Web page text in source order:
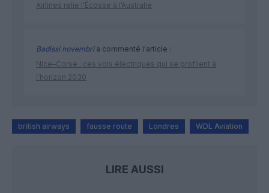
Airlines relie l’Écosse à l’Australie
Badissi novembria commenté l'article :
Nice–Corse : ces vols électriques qui se profilent à
l’horizon 2030
british airways fausse route Londres WDL Aviation
LIRE AUSSI